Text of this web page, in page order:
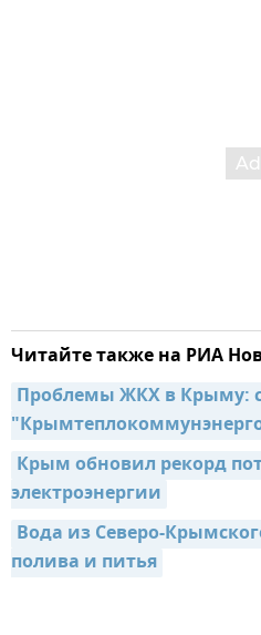
Читайте также на РИА
Проблемы ЖКХ в Крыму:
Крым обновил рекорд
электроэнергии
Вода из Северо-
полива и питья